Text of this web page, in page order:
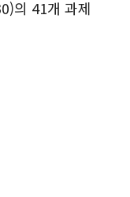
의 41개 과제